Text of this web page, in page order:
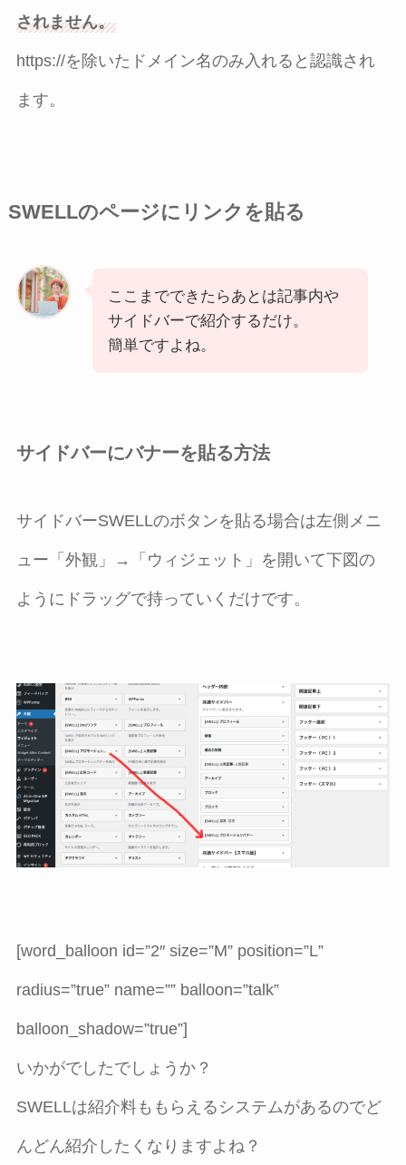
されません。
https://を除いたドメイン名のみ入れると認識され
ます。
SWELLのページにリンクを貼る
ここまでできたらあとは記事内や
サイドバーで紹介するだけ。
簡単ですよね。
サイドバーにバナーを貼る方法
サイドバーSWELLのボタンを貼る場合は左側メニ
ュー「外観」→「ウィジェット」を開いて下図の
ようにドラッグで持っていくだけです。
[word_balloon id=”2″ size=”M” position=”L”
radius=”true” name=”” balloon=”talk”
balloon_shadow=”true”]
いかがでしたでしょうか？
SWELLは紹介料ももらえるシステムがあるのでど
んどん紹介したくなりますよね？